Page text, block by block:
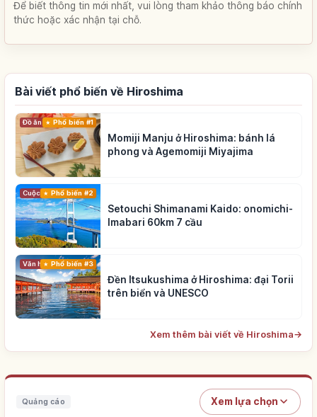
Để biết thông tin mới nhất, vui lòng tham khảo thông báo chính
thức hoặc xác nhận tại chỗ.
Bài viết phổ biến về Hiroshima
Đồ ăn Phổ biến #1
Momiji Manju ở Hiroshima: bánh lá
phong và Agemomiji Miyajima
Cuộc sốngPhổ biến #2
Setouchi Shimanami Kaido: onomichi-
Imabari 60km 7 cầu
Văn hóa truyền thống
Phổ biến #3
Đền Itsukushima ở Hiroshima: đại Torii
trên biển và UNESCO
Xem thêm bài viết về Hiroshima→
Quảng cáo Xem lựa chọn